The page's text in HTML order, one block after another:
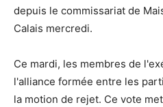
depuis le commissariat de
Calais mercredi.
Ce mardi, les membres de
l'alliance formée entre les
la motion de rejet. Ce vote